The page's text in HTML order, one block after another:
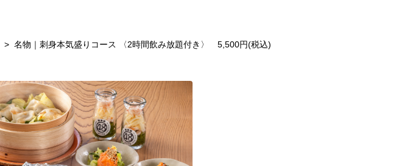
名物｜刺身本気盛りコース 〈2時間飲み放題付き〉 5,500円(税込)